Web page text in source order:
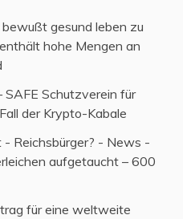
bewußt gesund leben zu
hohe Mengen an
Schutzverein für
der Krypto-Kabale
Reichsbürger? - News -
aufgetaucht – 600
für eine weltweite